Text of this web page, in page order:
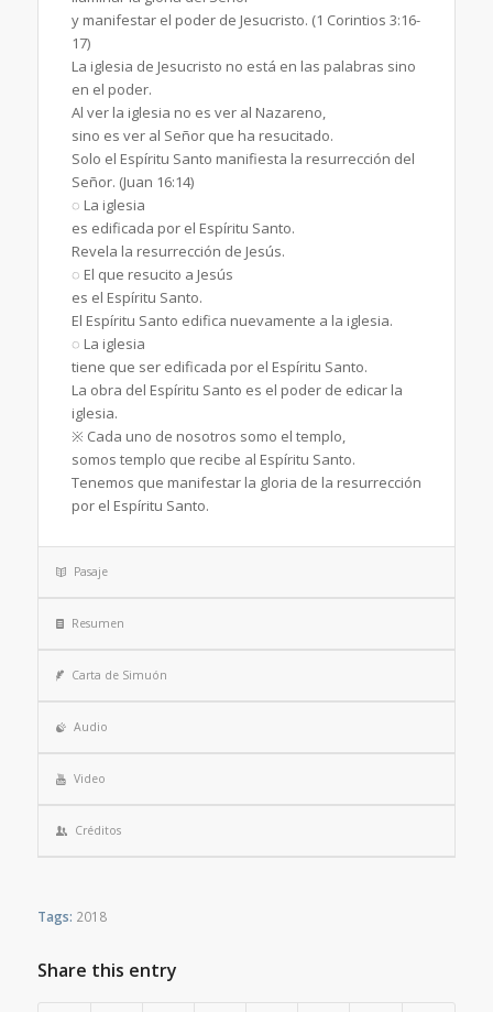
y manifestar el poder de Jesucristo. (1 Corintios 3:16-
17)
La iglesia de Jesucristo no está en las palabras sino
en el poder.
Al ver la iglesia no es ver al Nazareno,
sino es ver al Señor que ha resucitado.
Solo el Espíritu Santo manifiesta la resurrección del
Señor. (Juan 16:14)
◌ La iglesia
es edificada por el Espíritu Santo.
Revela la resurrección de Jesús.
◌ El que resucito a Jesús
es el Espíritu Santo.
El Espíritu Santo edifica nuevamente a la iglesia.
◌ La iglesia
tiene que ser edificada por el Espíritu Santo.
La obra del Espíritu Santo es el poder de edicar la
iglesia.
※ Cada uno de nosotros somo el templo,
somos templo que recibe al Espíritu Santo.
Tenemos que manifestar la gloria de la resurrección
por el Espíritu Santo.
Pasaje
Resumen
Carta de Simuón
Audio
Video
Créditos
Tags: 2018
Share this entry